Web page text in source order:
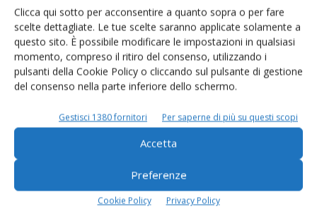
Clicca qui sotto per acconsentire a quanto sopra o per fare
scelte dettagliate. Le tue scelte saranno applicate solamente a
questo sito. È possibile modificare le impostazioni in qualsiasi
momento, compreso il ritiro del consenso, utilizzando i
pulsanti della Cookie Policy o cliccando sul pulsante di gestione
del consenso nella parte inferiore dello schermo.
Gestisci 1380 fornitori Per saperne di più su questi scopi
Accetta
Preferenze
Cookie Policy Privacy Policy
Rimani aggiornato sul mondo
dell’agricoltura